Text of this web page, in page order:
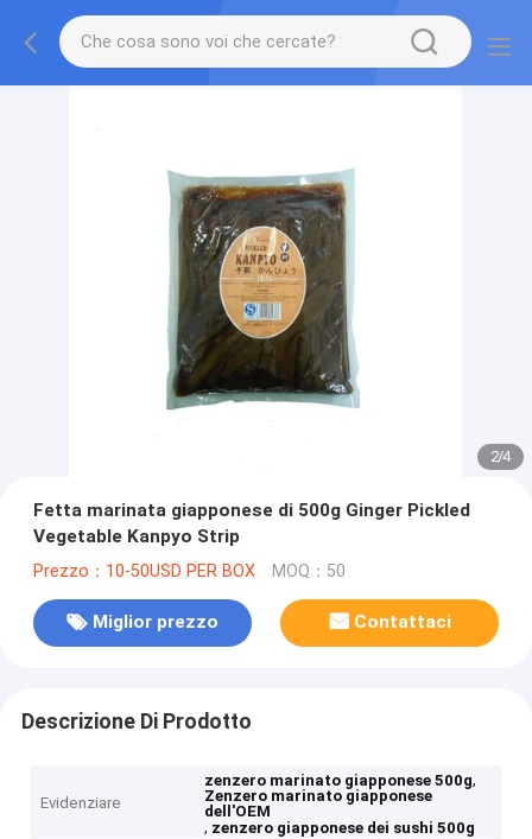
2/4
Fetta marinata giapponese di 500g Ginger Pickled
Vegetable Kanpyo Strip
Prezzo：10-50USD PER BOX MOQ：50
Miglior prezzo Contattaci
Descrizione Di Prodotto
Evidenziare
zenzero marinato giapponese 500g,
Zenzero marinato giapponese
dell'OEM
, zenzero giapponese dei sushi 500g